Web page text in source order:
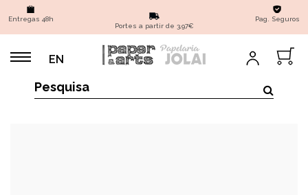
Entregas 48h
Portes a partir de 3,97€
Pag. Seguros
EN